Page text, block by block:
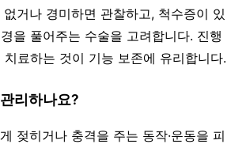
거나 경미하면 관찰하고, 척수증이 있
을 풀어주는 수술을 고려합니다. 진행
료하는 것이 기능 보존에 유리합니다.
리하나요?
젖히거나 충격을 주는 동작·운동을 피